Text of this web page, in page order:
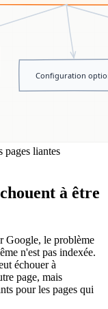
pages liantes
à être
Google, le problème
n'est pas indexée.
échouer à
page, mais
pour les pages qui